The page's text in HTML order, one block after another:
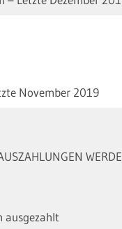
November 2019
ausgezahlt